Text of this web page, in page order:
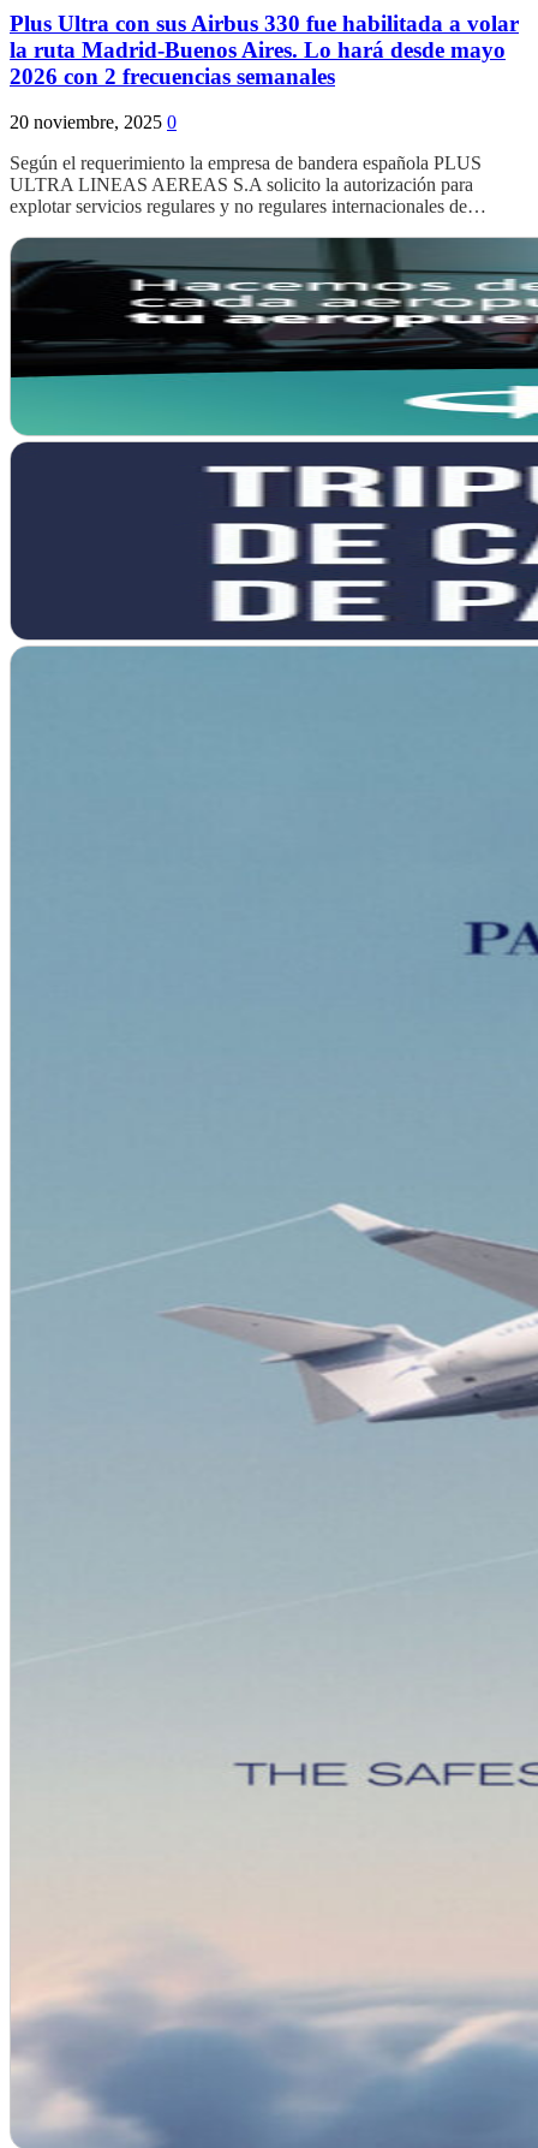
Plus Ultra con sus Airbus 330 fue habilitada a volar
la ruta Madrid-Buenos Aires. Lo hará desde mayo
2026 con 2 frecuencias semanales
20 noviembre, 2025 0
Según el requerimiento la empresa de bandera española PLUS
ULTRA LINEAS AEREAS S.A solicito la autorización para
explotar servicios regulares y no regulares internacionales de…